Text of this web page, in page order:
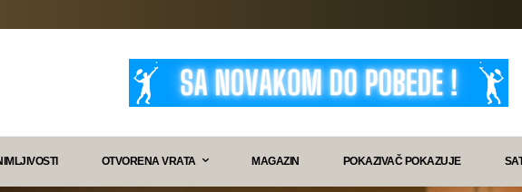
OTVORENA VRATA MAGAZIN POKAZIVAČ POKAZUJE